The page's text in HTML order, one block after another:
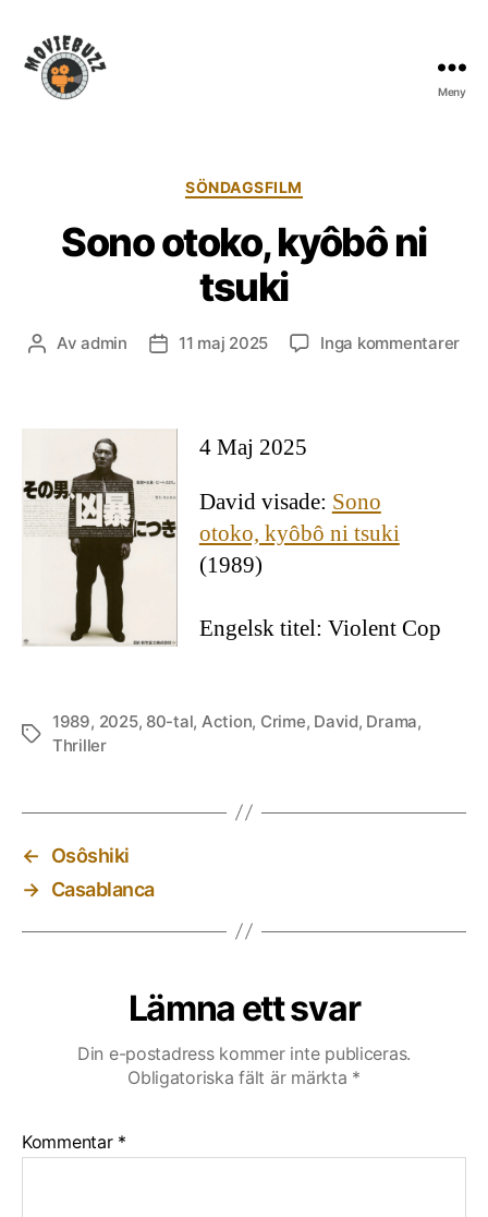
Meny
Kategorier
SÖNDAGSFILM
Sono otoko, kyôbô ni
tsuki
Inläggsförfattare
Avadmin Inläggsdatum
11 maj 2025 Inga kommentarertill
4 Maj 2025
David visade: Sono
otoko, kyôbô ni tsuki
(1989)
Engelsk titel: Violent Cop
Etiketter
1989, 2025, 80-tal, Action, Crime, David, Drama,
Thriller
←
Osôshiki
→ Casablanca
Lämna ett svar
Din e-postadress kommer inte publiceras.
Obligatoriska fält är märkta *
Kommentar *